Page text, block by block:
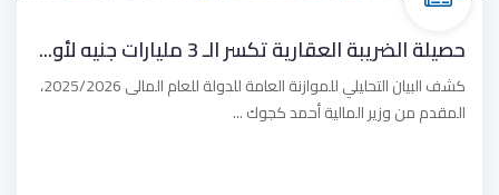
حصيلة الضريبة العقارية تكسر الـ 3 مليارات جنيه لأو...
كشف البيان التحليلي للموازنة العامة للدولة للعام المالى 2025/2026،
المقدم من وزير المالية أحمد كجوك ...